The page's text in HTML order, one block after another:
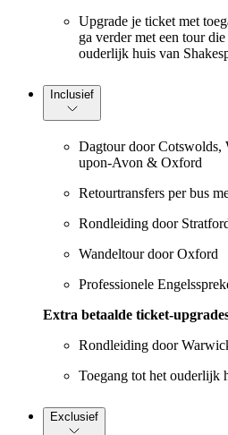
Upgrade je ticket met
ga verder met een tour
ouderlijk huis van
Inclusief
Dagtour door Cotswolds,
upon-Avon & Oxford
Retourtransfers per bus
Rondleiding door
Wandeltour door Oxford
Professionele
Extra betaalde ticket-
Rondleiding door
Toegang tot het ouderlijk
Exclusief